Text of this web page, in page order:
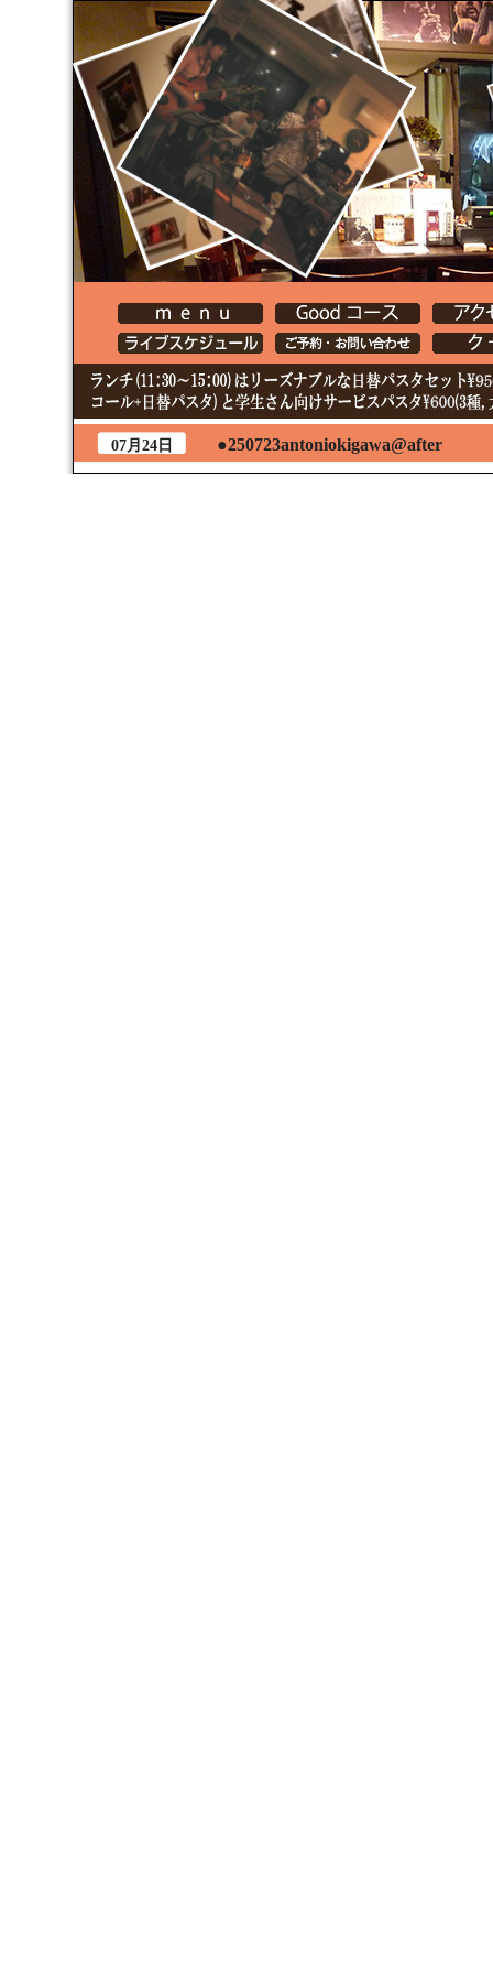
07月24日 ●250723antoniokigawa@after